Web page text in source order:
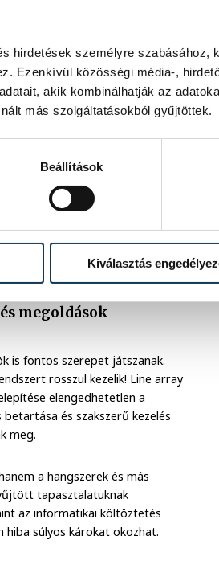
hirdetések személyre
Ezenkívül közösségi média-,
akik kombinálhatják az
más szolgáltatásokból gyűjtöttek.
Beállítások
Kiválasztás
megoldások
is fontos szerepet játszanak.
rosszul kezelik! Line array
elengedhetetlen a
és szakszerű kezelés
meg.
a hangszerek és más
tapasztalatuknak
az informatikai költöztetés
hiba súlyos károkat okozhat.